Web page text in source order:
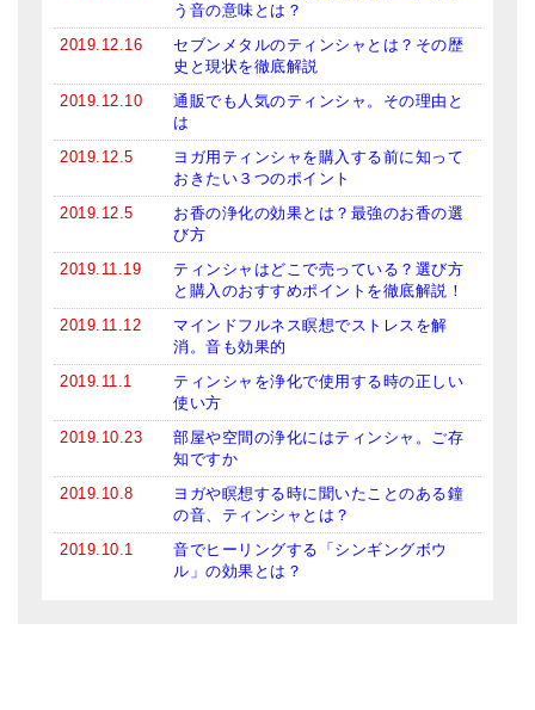
う音の意味とは？
2019.12.16
セブンメタルのティンシャとは？その歴
史と現状を徹底解説
2019.12.10
通販でも人気のティンシャ。その理由と
は
2019.12.5
ヨガ用ティンシャを購入する前に知って
おきたい３つのポイント
2019.12.5
お香の浄化の効果とは？最強のお香の選
び方
2019.11.19
ティンシャはどこで売っている？選び方
と購入のおすすめポイントを徹底解説！
2019.11.12
マインドフルネス瞑想でストレスを解
消。音も効果的
2019.11.1
ティンシャを浄化で使用する時の正しい
使い方
2019.10.23
部屋や空間の浄化にはティンシャ。ご存
知ですか
2019.10.8
ヨガや瞑想する時に聞いたことのある鐘
の音、ティンシャとは？
2019.10.1
音でヒーリングする「シンギングボウ
ル」の効果とは？